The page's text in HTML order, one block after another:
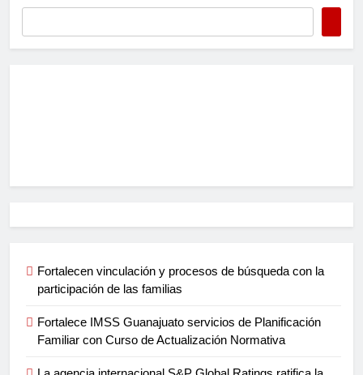
Fortalecen vinculación y procesos de búsqueda con la
participación de las familias
Fortalece IMSS Guanajuato servicios de Planificación
Familiar con Curso de Actualización Normativa